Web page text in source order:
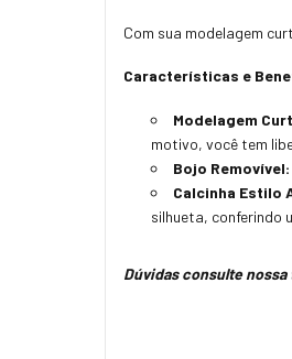
Com sua modelagem
Características e
Modelagem
motivo, você tem
Bojo Removível:
Calcinha Estilo
silhueta, conferindo
Dúvidas consulte